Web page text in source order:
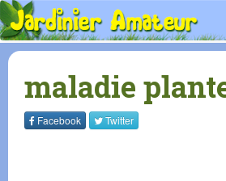
maladie
Facebook Twitter